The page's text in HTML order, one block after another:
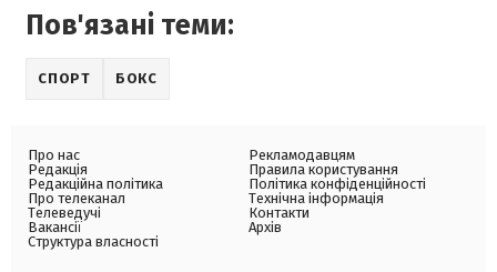
Пов'язані теми:
СПОРТ БОКС
Про нас
Редакція
Редакційна політика
Про телеканал
Телеведучі
Вакансії
Структура власності
Рекламодавцям
Правила користування
Політика конфіденційності
Технічна інформація
Контакти
Архів